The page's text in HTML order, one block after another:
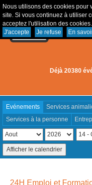
Nous utilisons des cookies pour
site. Si vous continuez à utiliser
acceptez l'utilisation des cookies.
J'accepte
Je refuse En
Déjà 20380
Evénements Services
Services à la personne
24H Emploi et